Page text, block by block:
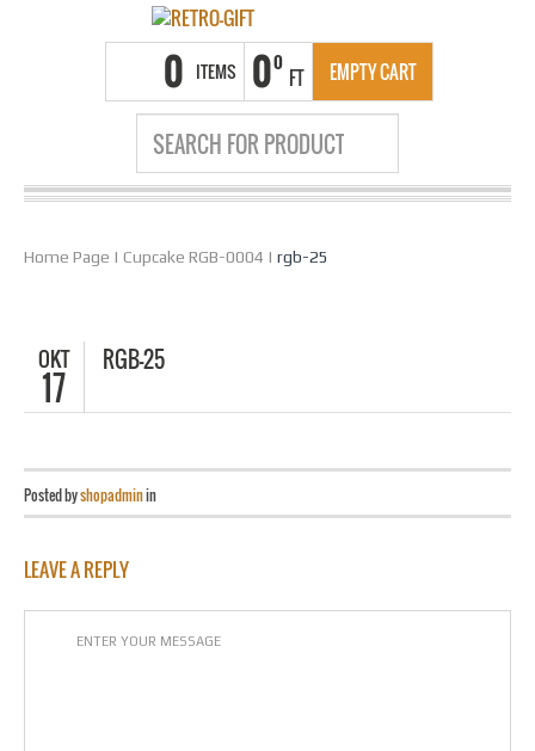
0 ITEMS 00
FT EMPTY CART
Home Page | Cupcake RGB-0004 | rgb-25
OKT
17
RGB-25
Posted byshopadminin
LEAVE A REPLY